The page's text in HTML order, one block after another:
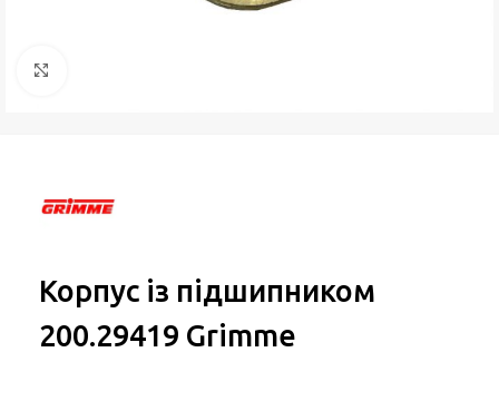
Корпус із підшипником
200.29419 Grimme